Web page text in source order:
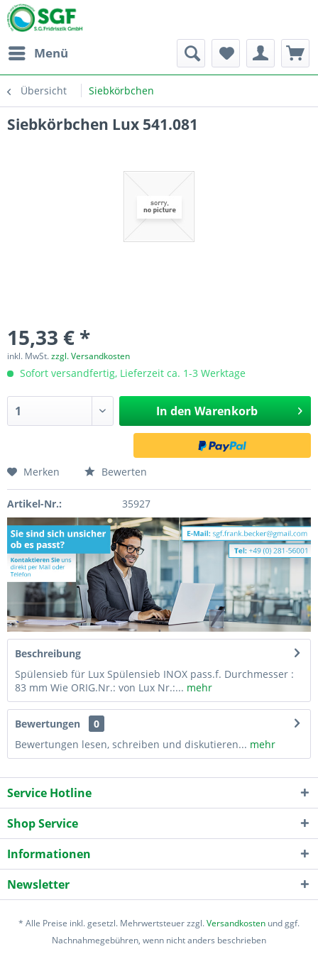
Menü
Übersicht Siebkörbchen
Siebkörbchen Lux 541.081
15,33 € *
inkl. MwSt.zzgl. Versandkosten
Sofort versandfertig, Lieferzeit ca. 1-3 Werktage
In den Warenkorb
Merken Bewerten
Artikel-Nr.: 35927
Beschreibung
Spülensieb für Lux Spülensieb INOX pass.f. Durchmesser :
83 mm Wie ORIG.Nr.: von Lux Nr.:... mehr
Bewertungen
0
Bewertungen lesen, schreiben und diskutieren... mehr
Service Hotline
Shop Service
Informationen
Newsletter
* Alle Preise inkl. gesetzl. Mehrwertsteuer zzgl.Versandkosten und ggf.
Nachnahmegebühren, wenn nicht anders beschrieben